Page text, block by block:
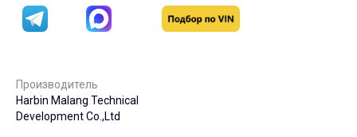
Производитель
Harbin Malang Technical
Development Co.,Ltd